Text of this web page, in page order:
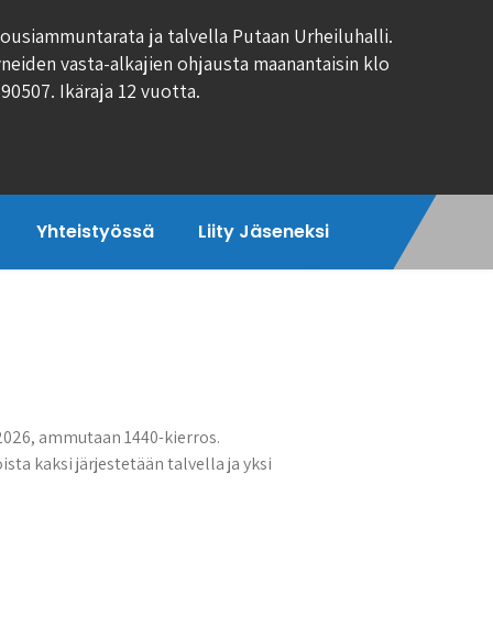
ja talvella Putaan Urheiluhalli.
vasta-alkajien ohjausta maanantaisin klo
Ikäraja 12 vuotta.
Yhteistyössä Liity Jäseneksi
ammutaan 1440-kierros.
kaksi järjestetään talvella ja yksi